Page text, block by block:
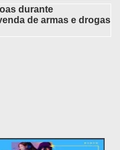
durante
de armas e drogas